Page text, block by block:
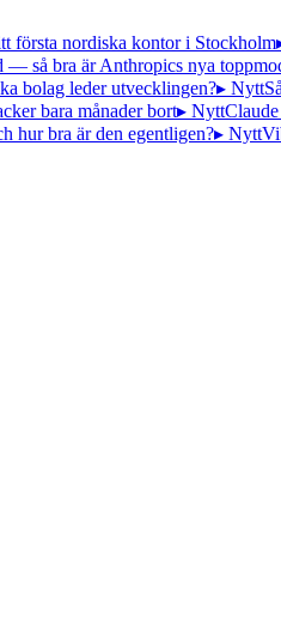
första nordiska kontor i Stockholm
— så bra är Anthropics nya
bolag leder utvecklingen?▸ Nytt
bara månader bort▸ Nytt
hur bra är den egentligen?▸ Nytt